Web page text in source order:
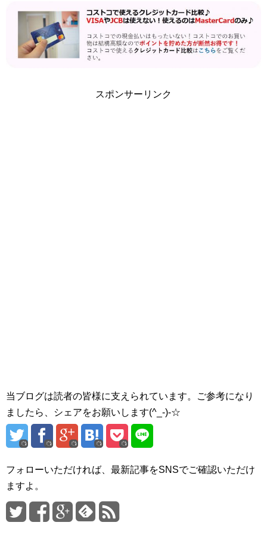
スポンサーリンク
当ブログは読者の皆様に支えられています。ご参考になり
ましたら、シェアをお願いします(^_-)-☆
フォローいただければ、最新記事をSNSでご確認いただけ
ますよ。